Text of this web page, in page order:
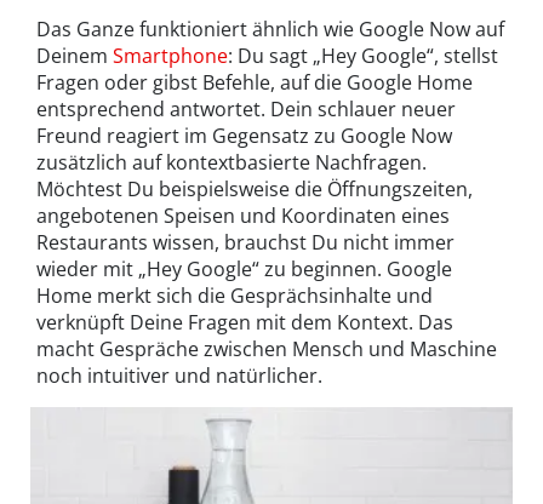
Das Ganze funktioniert ähnlich wie Google Now auf
Deinem Smartphone: Du sagt „Hey Google“, stellst
Fragen oder gibst Befehle, auf die Google Home
entsprechend antwortet. Dein schlauer neuer
Freund reagiert im Gegensatz zu Google Now
zusätzlich auf kontextbasierte Nachfragen.
Möchtest Du beispielsweise die Öffnungszeiten,
angebotenen Speisen und Koordinaten eines
Restaurants wissen, brauchst Du nicht immer
wieder mit „Hey Google“ zu beginnen. Google
Home merkt sich die Gesprächsinhalte und
verknüpft Deine Fragen mit dem Kontext. Das
macht Gespräche zwischen Mensch und Maschine
noch intuitiver und natürlicher.